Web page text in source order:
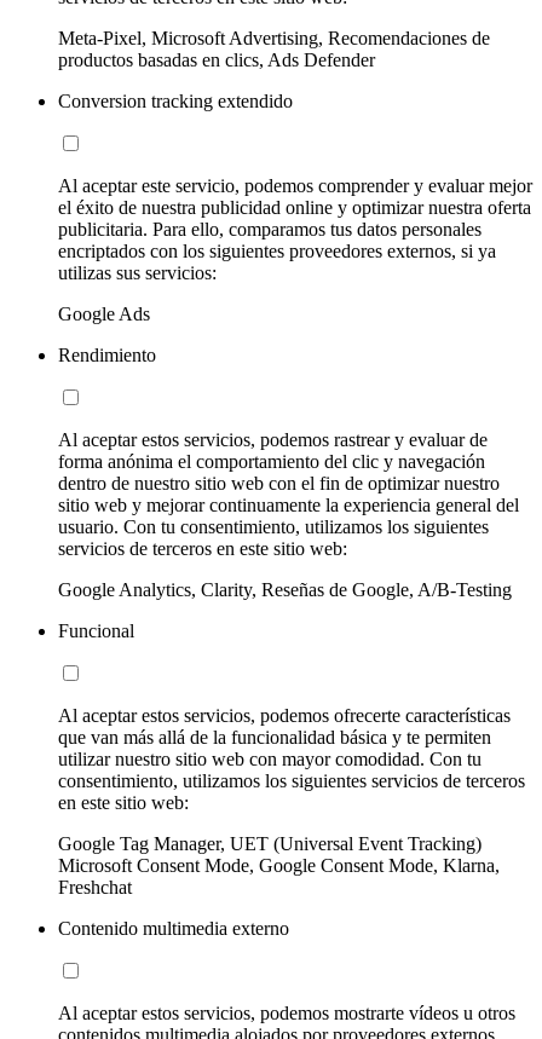
Meta-Pixel, Microsoft Advertising, Recomendaciones de
productos basadas en clics, Ads Defender
Conversion tracking extendido
Al aceptar este servicio, podemos comprender y evaluar mejor
el éxito de nuestra publicidad online y optimizar nuestra oferta
publicitaria. Para ello, comparamos tus datos personales
encriptados con los siguientes proveedores externos, si ya
utilizas sus servicios:
Google Ads
Rendimiento
Al aceptar estos servicios, podemos rastrear y evaluar de
forma anónima el comportamiento del clic y navegación
dentro de nuestro sitio web con el fin de optimizar nuestro
sitio web y mejorar continuamente la experiencia general del
usuario. Con tu consentimiento, utilizamos los siguientes
servicios de terceros en este sitio web:
Google Analytics, Clarity, Reseñas de Google, A/B-Testing
Funcional
Al aceptar estos servicios, podemos ofrecerte características
que van más allá de la funcionalidad básica y te permiten
utilizar nuestro sitio web con mayor comodidad. Con tu
consentimiento, utilizamos los siguientes servicios de terceros
en este sitio web:
Google Tag Manager, UET (Universal Event Tracking)
Microsoft Consent Mode, Google Consent Mode, Klarna,
Freshchat
Contenido multimedia externo
Al aceptar estos servicios, podemos mostrarte vídeos u otros
contenidos multimedia alojados por proveedores externos.